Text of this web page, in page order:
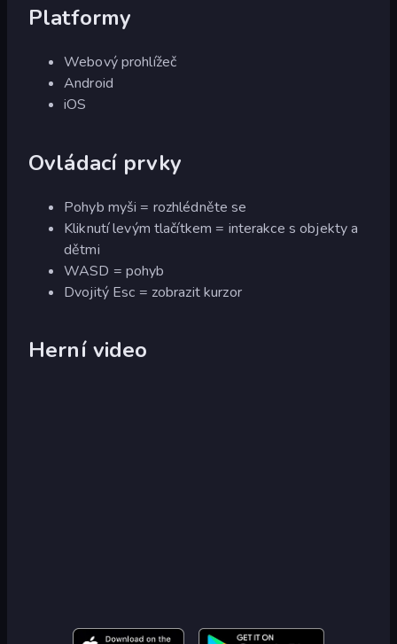
Platformy
Webový prohlížeč
Android
iOS
Ovládací prvky
Pohyb myši = rozhlédněte se
Kliknutí levým tlačítkem = interakce s objekty a
dětmi
WASD = pohyb
Dvojitý Esc = zobrazit kurzor
Herní video